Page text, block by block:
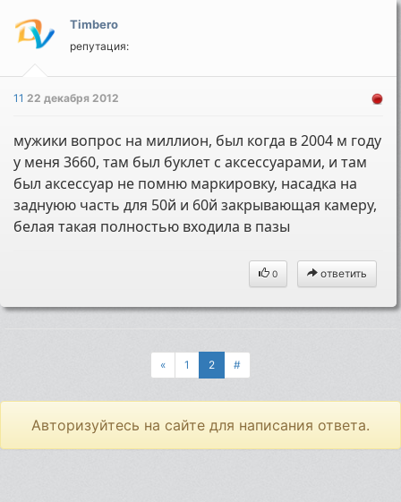
Timbero
репутация:
1122 декабря 2012
мужики вопрос на миллион, был когда в 2004 м году
у меня 3660, там был буклет с аксессуарами, и там
был аксессуар не помню маркировку, насадка на
заднуюю часть для 50й и 60й закрывающая камеру,
белая такая полностью входила в пазы
0 ответить
« 1 2 #
Авторизуйтесь на сайте для написания ответа.